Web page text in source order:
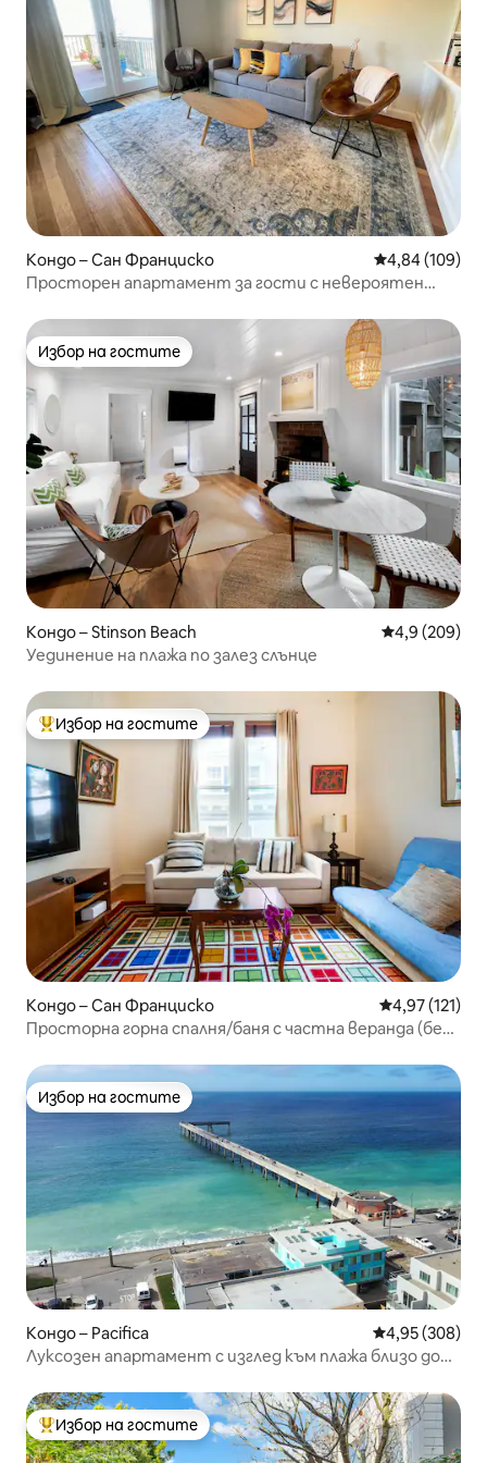
Кондо – Сан Франциско Средна
4,84 (109)
Просторен апартамент за гости с невероятен
Избор на гостите
Избор на гостите
Кондо – Stinson Beach Средна
4,9 (209)
Уединение на плажа по залез слънце
Най-популярен избор на гостите
Избор на гостите
Кондо – Сан Франциско Средна
4,97 (121)
Просторна горна спалня/баня с частна веранда (без
Избор на гостите
Избор на гостите
Кондо – Pacifica Средна
4,95 (308)
Луксозен апартамент с изглед към плажа близо до
Най-популярен избор на гостите
Избор на гостите